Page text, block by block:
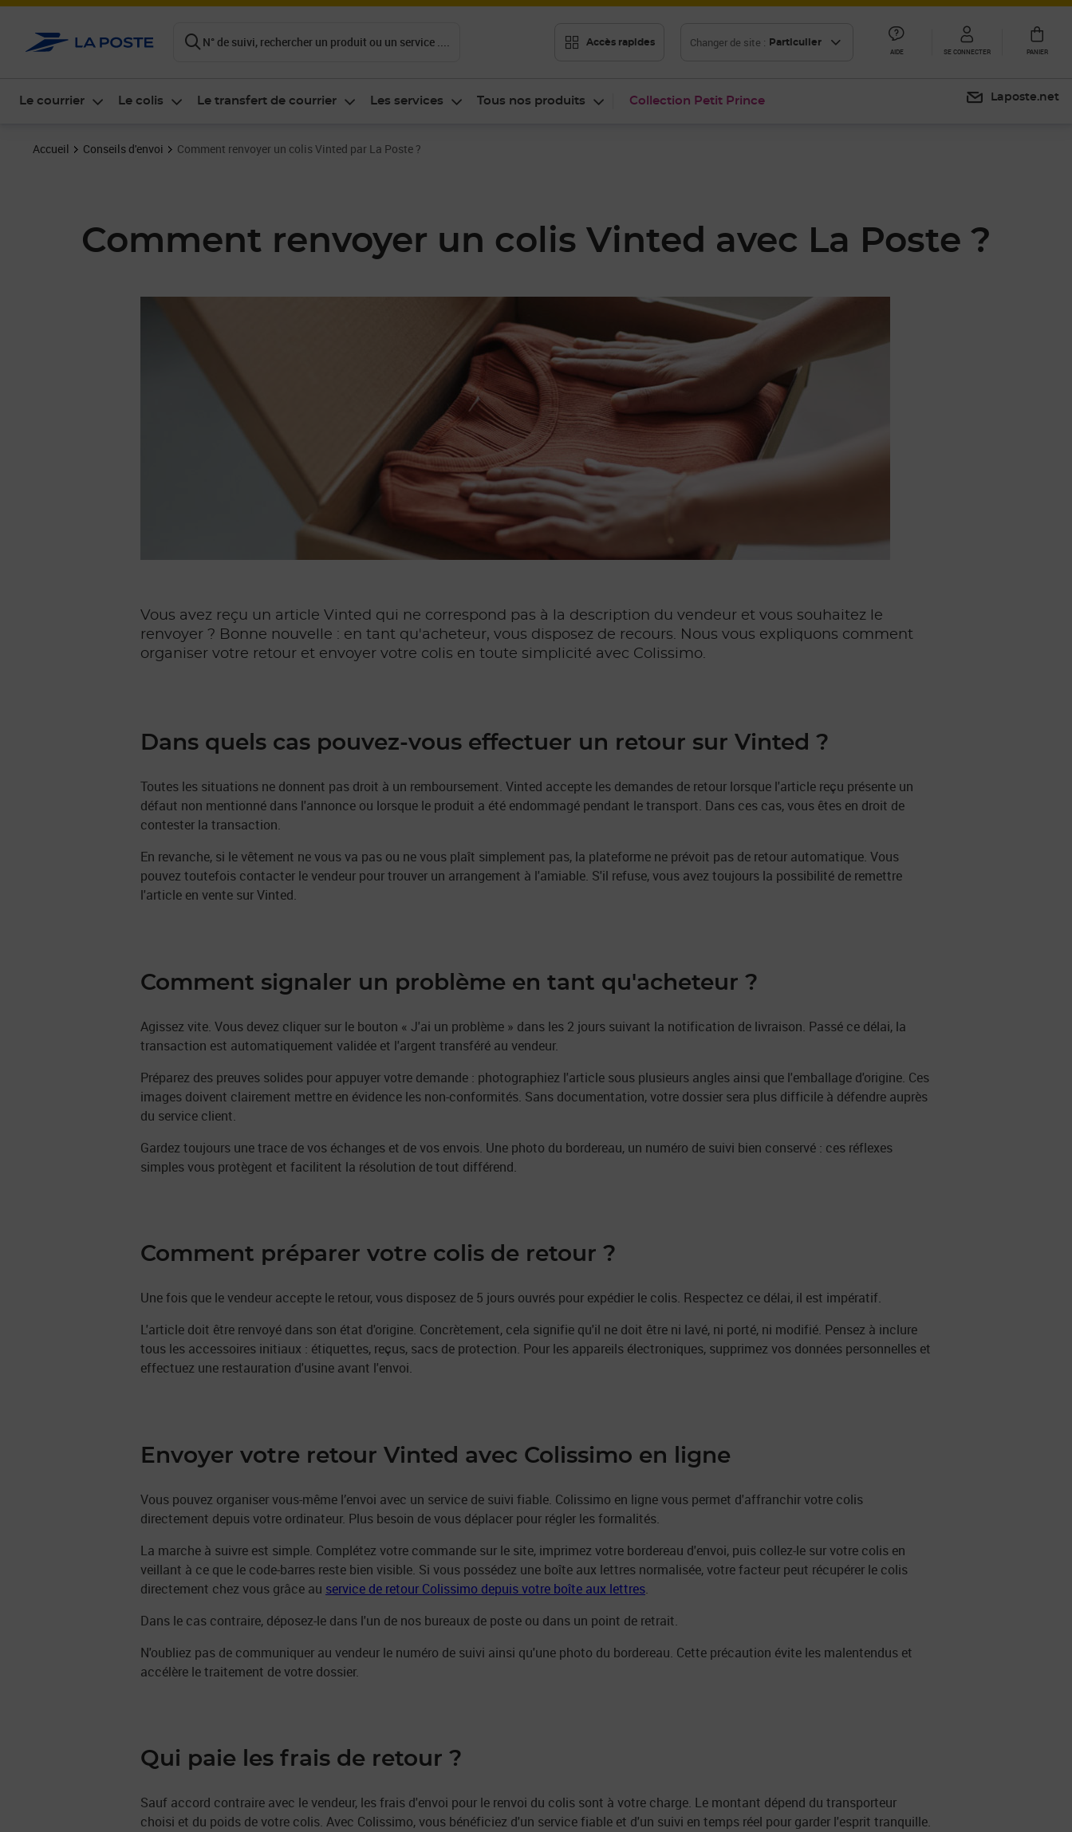
N° de suivi, rechercher un produit ou un service .... Accès rapides Changer de site : Particulier
AIDE SE CONNECTER PANIER
Le courrier Le colis Le transfert de courrier Les services Tous nos produits Collection Petit Prince Laposte.net
Accueil Conseils d'envoi Comment renvoyer un colis Vinted par La Poste ?
Comment renvoyer un colis Vinted avec La Poste ?
Vous avez reçu un article Vinted qui ne correspond pas à la description du vendeur et vous souhaitez le
renvoyer ? Bonne nouvelle : en tant qu'acheteur, vous disposez de recours. Nous vous expliquons comment
organiser votre retour et envoyer votre colis en toute simplicité avec Colissimo.
Dans quels cas pouvez-vous effectuer un retour sur Vinted ?
Toutes les situations ne donnent pas droit à un remboursement. Vinted accepte les demandes de retour lorsque l'article reçu présente un
défaut non mentionné dans l'annonce ou lorsque le produit a été endommagé pendant le transport. Dans ces cas, vous êtes en droit de
contester la transaction.
En revanche, si le vêtement ne vous va pas ou ne vous plaît simplement pas, la plateforme ne prévoit pas de retour automatique. Vous
pouvez toutefois contacter le vendeur pour trouver un arrangement à l'amiable. S'il refuse, vous avez toujours la possibilité de remettre
l'article en vente sur Vinted.
Comment signaler un problème en tant qu'acheteur ?
Agissez vite. Vous devez cliquer sur le bouton « J'ai un problème » dans les 2 jours suivant la notification de livraison. Passé ce délai, la
transaction est automatiquement validée et l'argent transféré au vendeur.
Préparez des preuves solides pour appuyer votre demande : photographiez l'article sous plusieurs angles ainsi que l'emballage d'origine. Ces
images doivent clairement mettre en évidence les non-conformités. Sans documentation, votre dossier sera plus difficile à défendre auprès
du service client.
Gardez toujours une trace de vos échanges et de vos envois. Une photo du bordereau, un numéro de suivi bien conservé : ces réflexes
simples vous protègent et facilitent la résolution de tout différend.
Comment préparer votre colis de retour ?
Une fois que le vendeur accepte le retour, vous disposez de 5 jours ouvrés pour expédier le colis. Respectez ce délai, il est impératif.
L'article doit être renvoyé dans son état d'origine. Concrètement, cela signifie qu'il ne doit être ni lavé, ni porté, ni modifié. Pensez à inclure
tous les accessoires initiaux : étiquettes, reçus, sacs de protection. Pour les appareils électroniques, supprimez vos données personnelles et
effectuez une restauration d'usine avant l'envoi.
Envoyer votre retour Vinted avec Colissimo en ligne
Vous pouvez organiser vous-même l’envoi avec un service de suivi fiable. Colissimo en ligne vous permet d'affranchir votre colis
directement depuis votre ordinateur. Plus besoin de vous déplacer pour régler les formalités.
La marche à suivre est simple. Complétez votre commande sur le site, imprimez votre bordereau d'envoi, puis collez-le sur votre colis en
veillant à ce que le code-barres reste bien visible. Si vous possédez une boîte aux lettres normalisée, votre facteur peut récupérer le colis
directement chez vous grâce au service de retour Colissimo depuis votre boîte aux lettres.
Dans le cas contraire, déposez-le dans l'un de nos bureaux de poste ou dans un point de retrait.
N'oubliez pas de communiquer au vendeur le numéro de suivi ainsi qu'une photo du bordereau. Cette précaution évite les malentendus et
accélère le traitement de votre dossier.
Qui paie les frais de retour ?
Sauf accord contraire avec le vendeur, les frais d'envoi pour le renvoi du colis sont à votre charge. Le montant dépend du transporteur
choisi et du poids de votre colis. Avec Colissimo, vous bénéficiez d'un service fiable et d'un suivi en temps réel pour garder l'esprit tranquille.